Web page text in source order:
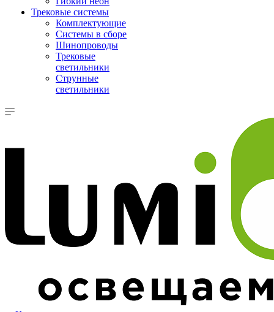
Трековые системы
Комплектующие
Системы в сборе
Шинопроводы
Трековые
светильники
Струнные
светильники